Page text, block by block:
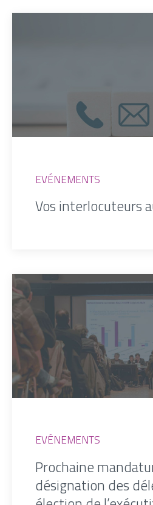
EVÉNEMENTS
Vos interlocuteurs
EVÉNEMENTS
Prochaine
désignation des